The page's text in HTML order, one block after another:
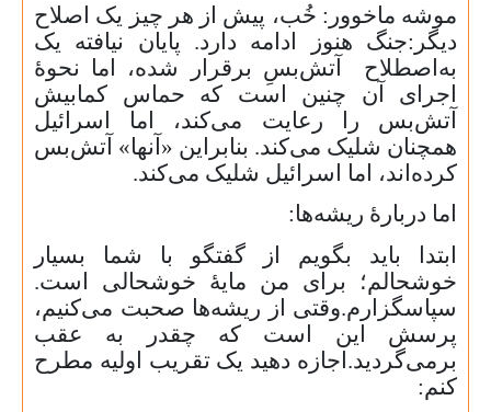
موشه ماخوور: خُب، پیش از هر چیز یک اصلاح
دیگر :جنگ هنوز ادامه دارد. پایان نیافته
یک
به‌اصطلاح آتش‌بسِ برقرار شده، اما نحوهٔ
اجرای آن چنین است که حماس کمابیش
آتش‌بس را رعایت می‌کند، اما اسرائیل
همچنان شلیک می‌کند. بنابراین «آنها» آتش‌بس
کرده‌اند، اما اسرائیل شلیک می‌کند.
اما دربارهٔ ریشه‌ها:
ابتدا باید بگویم از گفتگو با شما بسیار
خوشحالم؛ برای من مایهٔ خوشحالی است.
سپاسگزارم.وقتی از ریشه‌ها صحبت می‌کنیم،
پرسش این است که چقدر به عقب
برمی‌گردید. اجازه دهید یک تقریب اولیه مطرح
کنم: